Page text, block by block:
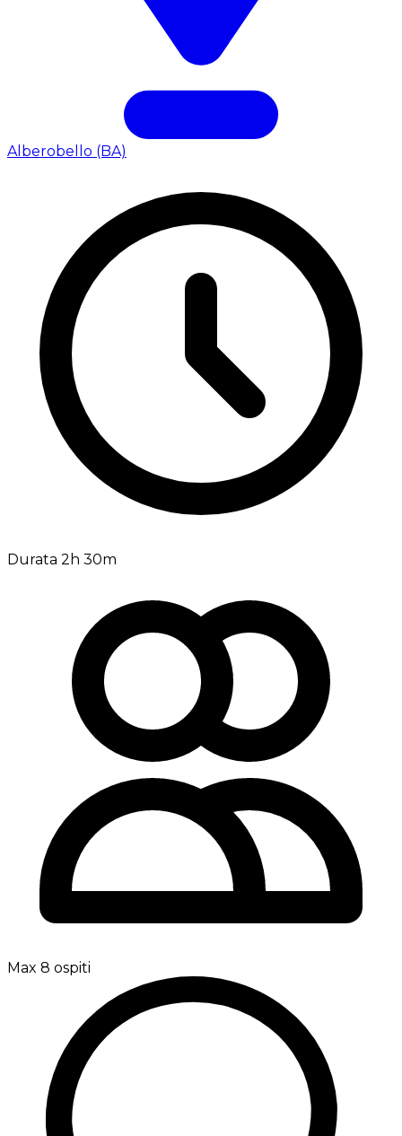
Alberobello (BA)
Durata 2h 30m
Max 8 ospiti